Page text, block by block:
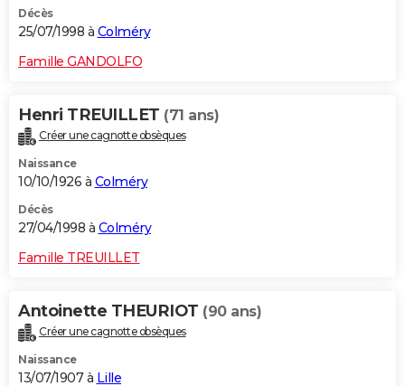
Décès
25/07/1998 à Colméry
Famille GANDOLFO
Henri TREUILLET (71 ans)
Créer une cagnotte obsèques
Naissance
10/10/1926 à Colméry
Décès
27/04/1998 à Colméry
Famille TREUILLET
Antoinette THEURIOT (90 ans)
Créer une cagnotte obsèques
Naissance
13/07/1907 à Lille